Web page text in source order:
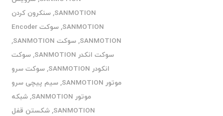
SANMOTION
,سنکرون کردن
SANMOTION
,
سوکت Encoder
SANMOTION
,سوکت SANMOTION
,
سوکت انکدر SANMOTION
,سوکت
انکودر SANMOTION
,سوکت سرو
موتور SANMOTION
,سیم پیچی سرو
موتور SANMOTION
,شبکه
SANMOTION
,شکستن قفل